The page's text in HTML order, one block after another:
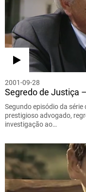
2001-09-28
Segredo de Justiça
Segundo episódio da
prestigioso advogado,
investigação ao…